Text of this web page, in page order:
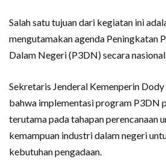
Salah satu tujuan dari kegiatan ini
mengutamakan agenda Peningkatan
Dalam Negeri (P3DN) secara nasional.
Sekretaris Jenderal Kemenperin
bahwa implementasi program P3DN
terutama pada tahapan perencanaan
kemampuan industri dalam negeri
kebutuhan pengadaan.